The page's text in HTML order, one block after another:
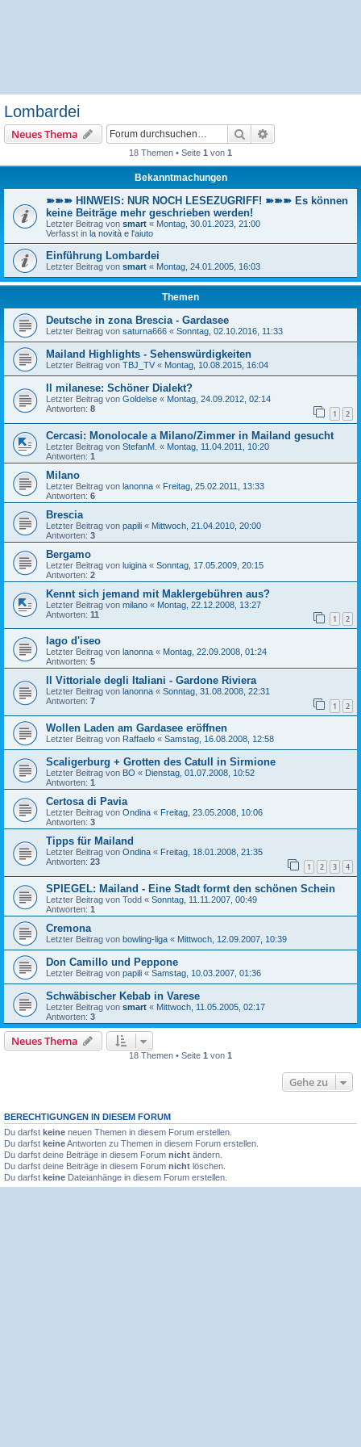
Lombardei
Neues Thema Suche
18 Themen • Seite 1 von 1
Bekanntmachungen
➽➽➽ HINWEIS: NUR NOCH LESEZUGRIFF! ➽➽➽ Es können
keine Beiträge mehr geschrieben werden!
Letzter Beitrag von smart « Montag, 30.01.2023, 21:00
Verfasst in la novità e l'aiuto
Einführung Lombardei
Letzter Beitrag von smart « Montag, 24.01.2005, 16:03
Themen
Deutsche in zona Brescia - Gardasee
Letzter Beitrag von saturna666 « Sonntag, 02.10.2016, 11:33
Mailand Highlights - Sehenswürdigkeiten
Letzter Beitrag von TBJ_TV « Montag, 10.08.2015, 16:04
Il milanese: Schöner Dialekt?
Letzter Beitrag von Goldelse « Montag, 24.09.2012, 02:14
Antworten: 8 1 2
Cercasi: Monolocale a Milano/Zimmer in Mailand gesucht
Letzter Beitrag von StefanM. « Montag, 11.04.2011, 10:20
Antworten: 1
Milano
Letzter Beitrag von lanonna « Freitag, 25.02.2011, 13:33
Antworten: 6
Brescia
Letzter Beitrag von papili « Mittwoch, 21.04.2010, 20:00
Antworten: 3
Bergamo
Letzter Beitrag von luigina « Sonntag, 17.05.2009, 20:15
Antworten: 2
Kennt sich jemand mit Maklergebühren aus?
Letzter Beitrag von milano « Montag, 22.12.2008, 13:27
Antworten: 11 1 2
lago d'iseo
Letzter Beitrag von lanonna « Montag, 22.09.2008, 01:24
Antworten: 5
Il Vittoriale degli Italiani - Gardone Riviera
Letzter Beitrag von lanonna « Sonntag, 31.08.2008, 22:31
Antworten: 7 1 2
Wollen Laden am Gardasee eröffnen
Letzter Beitrag von Raffaelo « Samstag, 16.08.2008, 12:58
Scaligerburg + Grotten des Catull in Sirmione
Letzter Beitrag von BO « Dienstag, 01.07.2008, 10:52
Antworten: 1
Certosa di Pavia
Letzter Beitrag von Ondina « Freitag, 23.05.2008, 10:06
Antworten: 3
Tipps für Mailand
Letzter Beitrag von Ondina « Freitag, 18.01.2008, 21:35
Antworten: 23 1 2 3 4
SPIEGEL: Mailand - Eine Stadt formt den schönen Schein
Letzter Beitrag von Todd « Sonntag, 11.11.2007, 00:49
Antworten: 1
Cremona
Letzter Beitrag von bowling-liga « Mittwoch, 12.09.2007, 10:39
Don Camillo und Peppone
Letzter Beitrag von papili « Samstag, 10.03.2007, 01:36
Schwäbischer Kebab in Varese
Letzter Beitrag von smart « Mittwoch, 11.05.2005, 02:17
Antworten: 3
Neues Thema
18 Themen • Seite 1 von 1
Gehe zu
BERECHTIGUNGEN IN DIESEM FORUM
Du darfst keine neuen Themen in diesem Forum erstellen.
Du darfst keineAntworten zu Themen in diesem Forum erstellen.
Du darfst deine Beiträge in diesem Forum nicht ändern.
Du darfst deine Beiträge in diesem Forum nicht löschen.
Du darfst keine Dateianhänge in diesem Forum erstellen.